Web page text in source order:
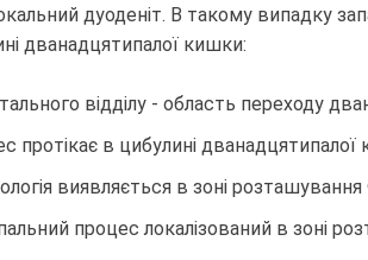
дуоденіт. В такому випадку
дванадцятипалої кишки:
відділу - область переходу
протікає в цибулині дванадцятипалої
виявляється в зоні
процес локалізований в зоні